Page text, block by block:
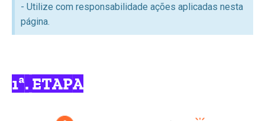
- Utilize com responsabilidade ações aplicadas nesta
página.
1ª. ETAPA